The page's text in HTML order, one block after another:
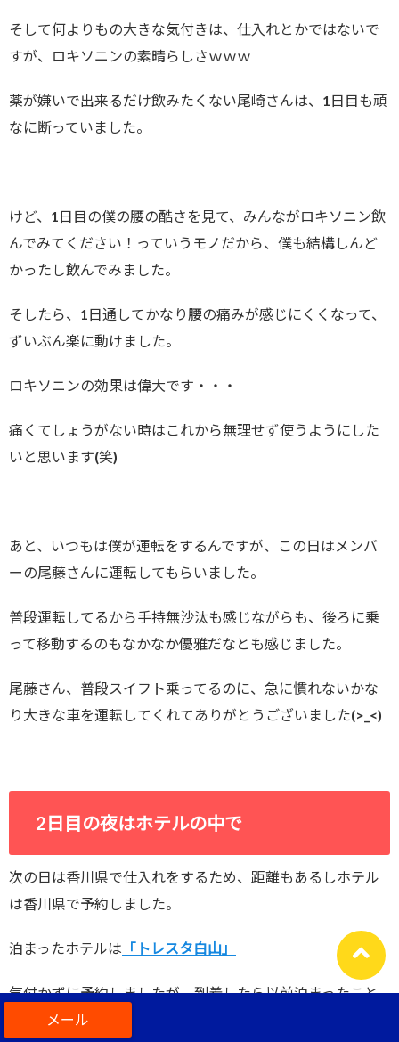
そして何よりもの大きな気付きは、仕入れとかではないで
すが、ロキソニンの素晴らしさｗｗｗ
薬が嫌いで出来るだけ飲みたくない尾崎さんは、1日目も頑
なに断っていました。
けど、1日目の僕の腰の酷さを見て、みんながロキソニン飲
んでみてください！っていうモノだから、僕も結構しんど
かったし飲んでみました。
そしたら、1日通してかなり腰の痛みが感じにくくなって、
ずいぶん楽に動けました。
ロキソニンの効果は偉大です・・・
痛くてしょうがない時はこれから無理せず使うようにした
いと思います(笑)
あと、いつもは僕が運転をするんですが、この日はメンバ
ーの尾藤さんに運転してもらいました。
普段運転してるから手持無沙汰も感じながらも、後ろに乗
って移動するのもなかなか優雅だなとも感じました。
尾藤さん、普段スイフト乗ってるのに、急に慣れないかな
り大きな車を運転してくれてありがとうございました(>_<)
2日目の夜はホテルの中で
次の日は香川県で仕入れをするため、距離もあるしホテル
は香川県で予約しました。
泊まったホテルは 「トレスタ白山」
気付かずに予約しましたが、到着したら以前泊まったこと
があって2度目の利用でしたｗ